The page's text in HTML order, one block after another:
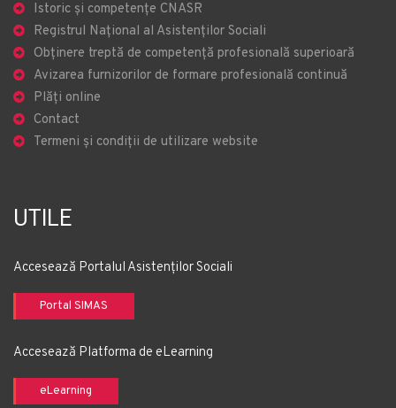
Istoric și competențe CNASR
Registrul Național al Asistenților Sociali
Obținere treptă de competență profesională superioară
Avizarea furnizorilor de formare profesională continuă
Plăți online
Contact
Termeni și condiții de utilizare website
UTILE
Accesează Portalul Asistenților Sociali
Portal SIMAS
Accesează Platforma de eLearning
eLearning